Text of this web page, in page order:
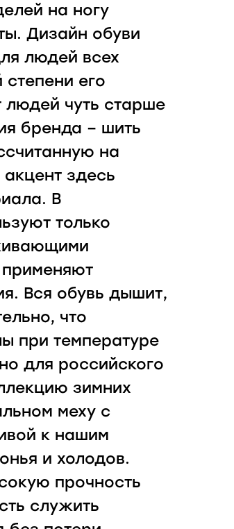
на ногу
Дизайн обуви
людей всех
его
людей чуть старше
бренда – шить
на
здесь
В
только
Вся обувь дышит,
что
при температуре
для российского
зимних
меху с
к нашим
и холодов.
прочность
служить